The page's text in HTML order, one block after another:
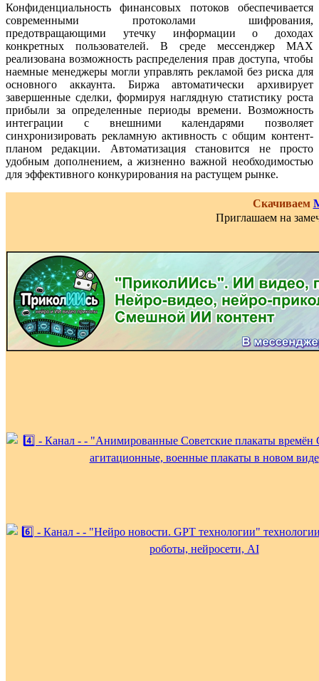
Конфиденциальность финансовых потоков обеспечивается
современными протоколами шифрования,
предотвращающими утечку информации о доходах
конкретных пользователей. В среде мессенджер MAX
реализована возможность распределения прав доступа, чтобы
наемные менеджеры могли управлять рекламой без риска для
основного аккаунта. Биржа автоматически архивирует
завершенные сделки, формируя наглядную статистику роста
прибыли за определенные периоды времени. Возможность
интеграции с внешними календарями позволяет
синхронизировать рекламную активность с общим контент-
планом редакции. Автоматизация становится не просто
удобным дополнением, а жизненно важной необходимостью
для эффективного конкурирования на растущем рынке.
Скачиваем
Приглашаем на